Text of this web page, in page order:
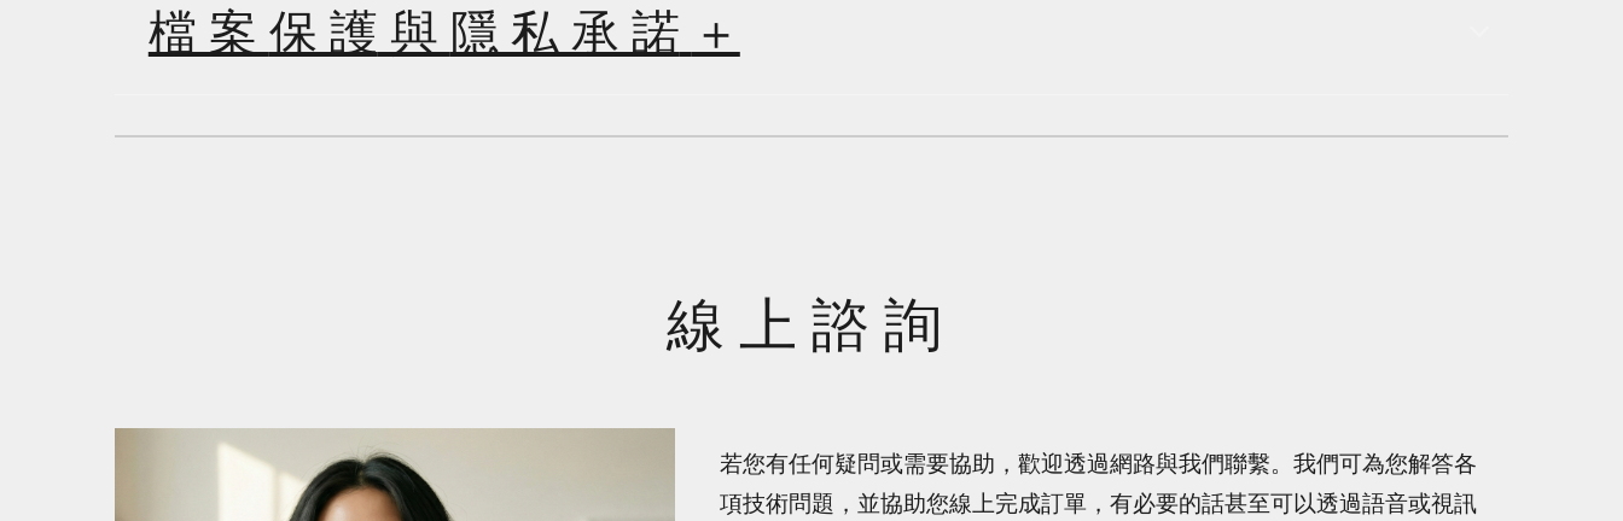
檔 案保 護與隱 私 承 諾＋
線 上 諮 詢
若您有任何疑問或需要協助，歡迎透過網路與我們聯繫。我們可為您解答各
項技術問題，並協助您線上完成訂單，有必要的話甚至可以透過語音或視訊